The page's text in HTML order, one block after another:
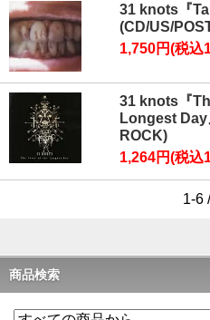
31 knots『
(CD/US/
1,750円(税込
31 knots『
Longest Day
ROCK)
1,264円(税込
1-6
商品検索